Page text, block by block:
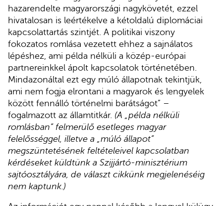
hazarendelte magyarországi nagykövetét, ezzel
hivatalosan is leértékelve a kétoldalú diplomáciai
kapcsolattartás szintjét. A politikai viszony
fokozatos romlása vezetett ehhez a sajnálatos
lépéshez, ami példa nélküli a közép-európai
partnereinkkel ápolt kapcsolatok történetében.
Mindazonáltal ezt egy múló állapotnak tekintjük,
ami nem fogja elrontani a magyarok és lengyelek
között fennálló történelmi barátságot” –
fogalmazott az államtitkár. (A „példa nélküli
romlásban” felmerülő esetleges magyar
felelősséggel, illetve a „múló állapot”
megszüntetésének feltételeivel kapcsolatban
kérdéseket küldtünk a Szijjártó-minisztérium
sajtóosztályára, de választ cikkünk megjelenéséig
nem kaptunk.)